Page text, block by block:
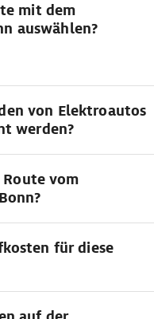
mit dem
auswählen?
von Elektroautos
werden?
vom
für diese